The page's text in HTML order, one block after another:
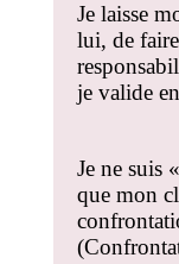
Je laisse
lui, de
je valide
Je ne suis
que mon